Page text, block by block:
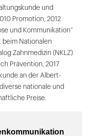
und
Promotion, 2012
und Kommunikation“
beim Nationalen
Zahnmedizin (NKLZ)
Prävention, 2017
an der Albert-
nationale und
Preise.